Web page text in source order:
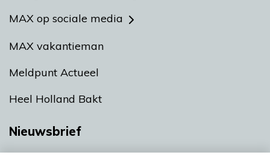
MAX op sociale media
MAX vakantieman
Meldpunt Actueel
Heel Holland Bakt
Nieuwsbrief